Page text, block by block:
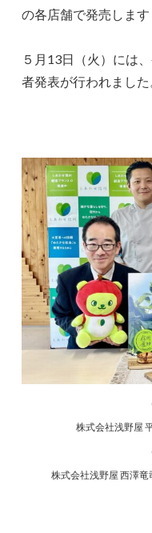
の各店舗で発売します
５月13日（火）には
者発表が行われました
株式会社浅野屋
株式会社浅野屋 西澤竜